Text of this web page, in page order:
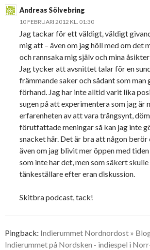
Andreas Sölvebring
10 FEBRUARI 2012 KL. 01:30
Jag tackar för ett väldigt, väldigt
mig att – även om jag höll med om det
och rannsaka mig själv och mina
Jag tycker att avsnittet talar för en
främmande saker och sådant som man
förhand. Jag har inte alltid varit lika
sugen på att experimentera som jag är
erfarenheten av att vara trångsynt,
förutfattade meningar så kan jag inte
snacket här. Det är bra att någon
även om jag blivit mer öppen med
som inte har det, men som säkert skulle
tänkeställare efter eran diskussion.
Skitbra podcast, tack!
Pingback: Indierummet Nordnordost »
Indierummet på Nordsken - indiespel i